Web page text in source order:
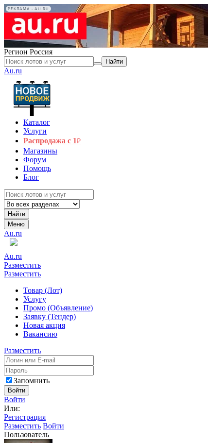
РЕКЛАМА • AU.RU
Регион Россия
Найти
Au.ru
Каталог
Услуги
Распродажа с 1₽
Магазины
Форум
Помощь
Блог
Найти
Меню
Au.ru
Au.ru
Разместить
Разместить
Товар (Лот)
Услугу
Промо (Объявление)
Заявку (Тендер)
Новая акция
Вакансию
Разместить
Запомнить
Войти
Войти
Или:
Регистрация
Разместить Войти
Пользователь